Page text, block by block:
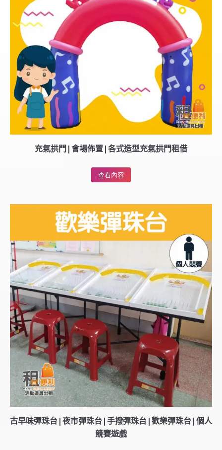
充氣拱門|會場佈置|各式造型充氣拱門租借
查看內容
古早味彈珠台|夜市彈珠台|手撥彈珠台|歡樂彈珠台|個人
競賽遊戲